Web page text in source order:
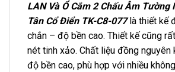
LAN Và Ổ Cắm 2 Chấu Âm Tường
Tân Cổ Điển TK-C8-077là thiết kế
chắn – độ bền cao. Thiết kế cũng
nét tinh xảo. Chất liệu đồng nguyên
độ bền cao, phù hợp với nhiều